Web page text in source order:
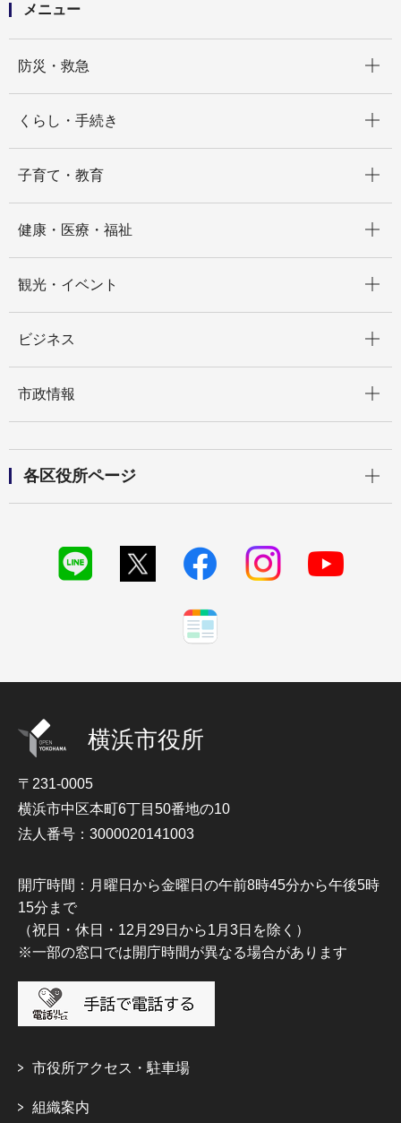
メニュー
防災・救急
くらし・手続き
子育て・教育
健康・医療・福祉
観光・イベント
ビジネス
市政情報
各区役所ページ
横浜市役所
〒231-0005
横浜市中区本町6丁目50番地の10
法人番号：3000020141003
開庁時間：月曜日から金曜日の午前8時45分から午後5時
15分まで
（祝日・休日・12月29日から1月3日を除く）
※一部の窓口では開庁時間が異なる場合があります
市役所アクセス・駐車場
組織案内